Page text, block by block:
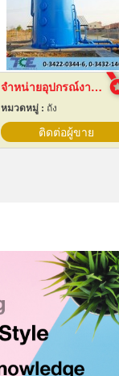
จำหน่ายอุปกรณ์งานระบบประปา
หมวดหมู่ : ถัง
ติดต่อผู้ขาย